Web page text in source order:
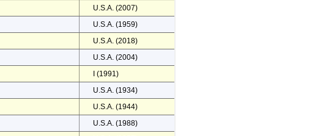
U.S.A. (2007)
U.S.A. (1959)
U.S.A. (2018)
U.S.A. (2004)
I (1991)
U.S.A. (1934)
U.S.A. (1944)
U.S.A. (1988)